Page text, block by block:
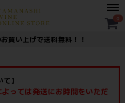
0
買い上げで送料無料！！
Menu
】
っては発送にお時間をいただ